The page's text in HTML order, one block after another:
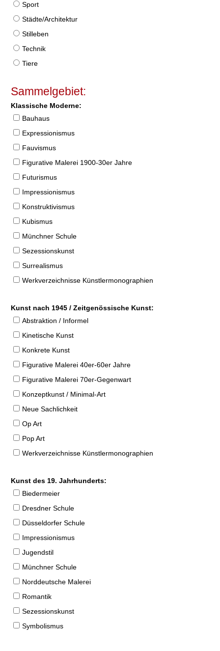
Sport
Städte/Architektur
Stilleben
Technik
Tiere
Sammelgebiet:
Klassische Moderne:
Bauhaus
Expressionismus
Fauvismus
Figurative Malerei 1900-30er Jahre
Futurismus
Impressionismus
Konstruktivismus
Kubismus
Münchner Schule
Sezessionskunst
Surrealismus
Werkverzeichnisse Künstlermonographien
Kunst nach 1945 / Zeitgenössische Kunst:
Abstraktion / Informel
Kinetische Kunst
Konkrete Kunst
Figurative Malerei 40er-60er Jahre
Figurative Malerei 70er-Gegenwart
Konzeptkunst / Minimal-Art
Neue Sachlichkeit
Op Art
Pop Art
Werkverzeichnisse Künstlermonographien
Kunst des 19. Jahrhunderts:
Biedermeier
Dresdner Schule
Düsseldorfer Schule
Impressionismus
Jugendstil
Münchner Schule
Norddeutsche Malerei
Romantik
Sezessionskunst
Symbolismus